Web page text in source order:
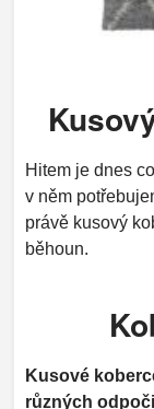
Hitem je dnes
v něm
právě kusový
běhoun.
Kusové
různých